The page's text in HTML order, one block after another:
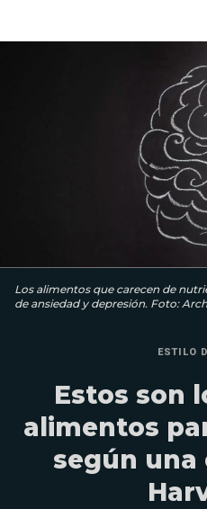
Los alimentos que carecen de
de ansiedad y depresión. Foto:
ESTILO
Estos son
alimentos
según una